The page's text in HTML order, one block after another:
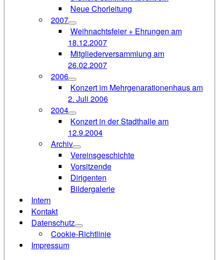
Neue Chorleitung
2007
Weihnachtsfeier + Ehrungen am
18.12.2007
Mitgliederversammlung am
26.02.2007
2006
Konzert im Mehrgenarationenhaus am
2. Juli 2006
2004
Konzert in der Stadthalle am
12.9.2004
Archiv
Vereinsgeschichte
Vorsitzende
Dirigenten
Bildergalerie
Intern
Kontakt
Datenschutz
Cookie-Richtlinie
Impressum